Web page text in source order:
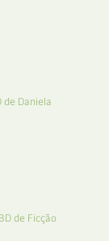
de Daniela
de Ficção